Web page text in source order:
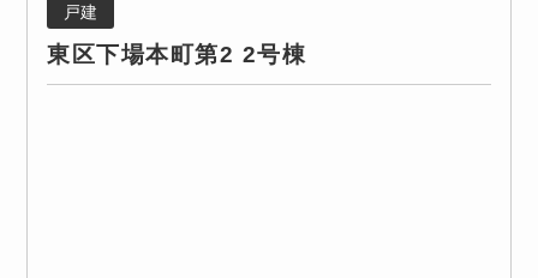
戸建
東区下場本町第2 2号棟